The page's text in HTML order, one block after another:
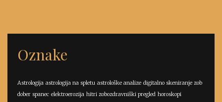
Oznake
Astrologija astrologija na spletu astrološke analize digitalno skeniranje zob
dober spanec elektroerozija hitri zobozdravniški pregled horoskopi